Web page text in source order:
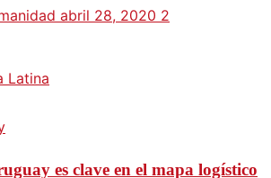
abril 28, 2020 2
Latina
es clave en el mapa logístico